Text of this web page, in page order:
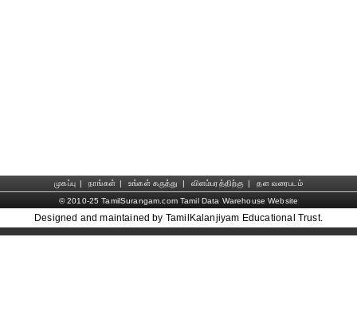
முகப்பு | நாங்கள் | உங்கள் கருத்து | விளம்பரத்திற்கு |
தள வரைபடம்
© 2010-25 TamilSurangam.com Tamil Data Warehouse Website
Designed and maintained by TamilKalanjiyam Educational Trust.